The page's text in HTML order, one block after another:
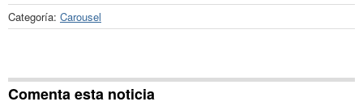
Categoría: Carousel
Comenta esta noticia